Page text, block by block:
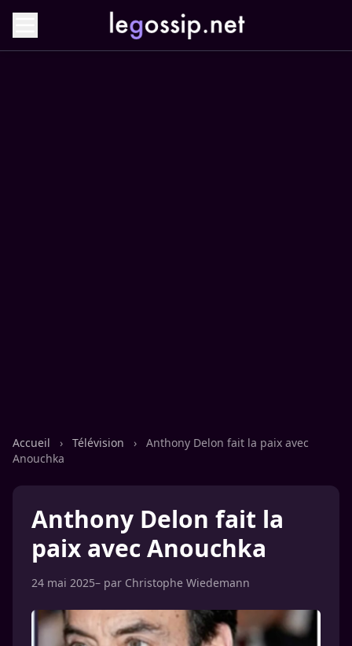
Accueil › Télévision ›
Anthony Delon fait la paix avec
Anouchka
Anthony Delon fait la
paix avec Anouchka
24 mai 2025– par Christophe Wiedemann